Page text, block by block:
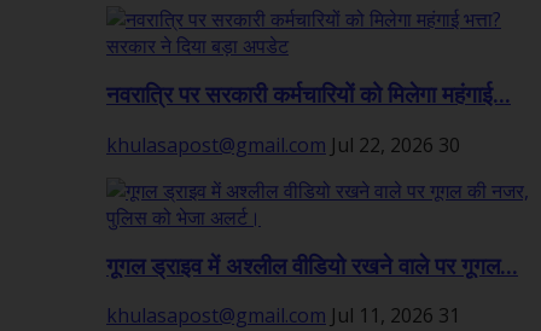
नवरात्रि पर सरकारी कर्मचारियों को मिलेगा महंगाई...
khulasapost@gmail.com Jul 22, 2026 30
गूगल ड्राइव में अश्लील वीडियो रखने वाले पर गूगल...
khulasapost@gmail.com Jul 11, 2026 31